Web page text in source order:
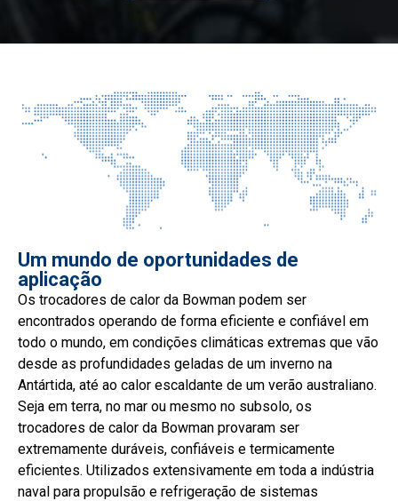
Um mundo de oportunidades de
aplicação
Os trocadores de calor da Bowman podem ser
encontrados operando de forma eficiente e confiável em
todo o mundo, em condições climáticas extremas que vão
desde as profundidades geladas de um inverno na
Antártida, até ao calor escaldante de um verão australiano.
Seja em terra, no mar ou mesmo no subsolo, os
trocadores de calor da Bowman provaram ser
extremamente duráveis, confiáveis e termicamente
eficientes. Utilizados extensivamente em toda a indústria
naval para propulsão e refrigeração de sistemas